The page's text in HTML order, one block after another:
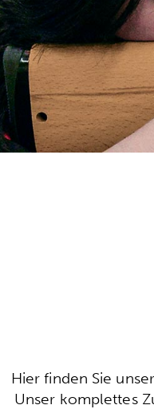
Hier finden Sie
Unser komplettes